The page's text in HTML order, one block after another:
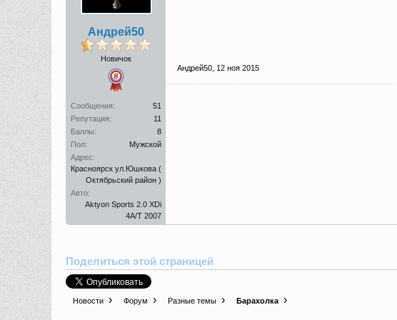
Андрей50
Новичок
Сообщения:
51
Репутация:
11
Баллы:
8
Пол:
Мужской
Адрес:
Красноярск ул.Юшкова (
Октябрьский район )
Авто:
Aktyon Sports 2.0 XDi
4A/T 2007
Андрей50 12 ноя 2015
Поделиться этой страницей
Новости Форум Разные темы Барахолка